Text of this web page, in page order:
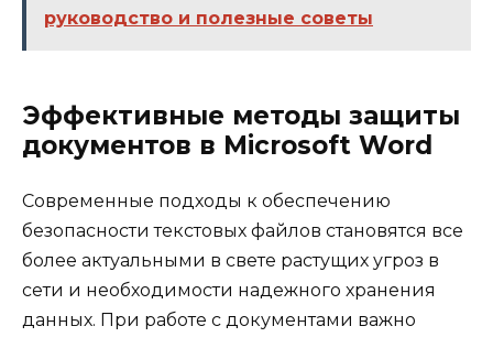
руководство и полезные советы
Эффективные методы защиты
документов в Microsoft Word
Современные подходы к обеспечению
безопасности текстовых файлов становятся все
более актуальными в свете растущих угроз в
сети и необходимости надежного хранения
данных. При работе с документами важно